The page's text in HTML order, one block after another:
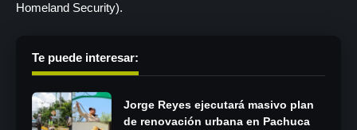
Homeland Security).
Te puede interesar:
Jorge Reyes ejecutará masivo plan
de renovación urbana en Pachuca